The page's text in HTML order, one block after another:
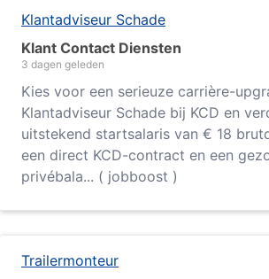
Klantadviseur Schade
Klant Contact Diensten
3 dagen geleden
Kies voor een serieuze carrière-
Klantadviseur Schade bij KCD en
uitstekend startsalaris van € 18
een direct KCD-contract en een
privébala... ( jobboost )
Trailermonteur